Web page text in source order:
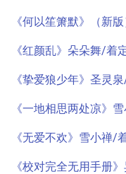
《何以笙箫默》（新
《红颜乱》朵朵舞/着
《挚爱狼少年》圣灵
《一地相思两处凉》
《无爱不欢》雪小禅/
《校对完全无用手册